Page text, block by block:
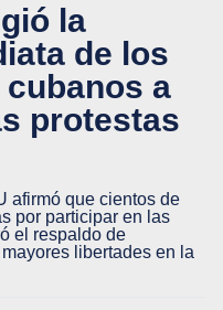
la
de los
a
protestas
afirmó que cientos de
por participar en las
el respaldo de
libertades en la